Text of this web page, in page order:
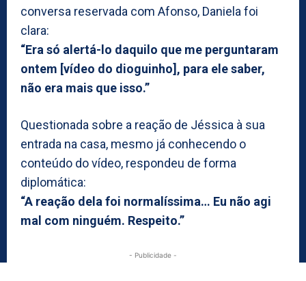
conversa reservada com Afonso, Daniela foi
clara:
“Era só alertá-lo daquilo que me perguntaram
ontem [vídeo do dioguinho], para ele saber,
não era mais que isso.”
Questionada sobre a reação de Jéssica à sua
entrada na casa, mesmo já conhecendo o
conteúdo do vídeo, respondeu de forma
diplomática:
“A reação dela foi normalíssima… Eu não agi
mal com ninguém. Respeito.”
- Publicidade -